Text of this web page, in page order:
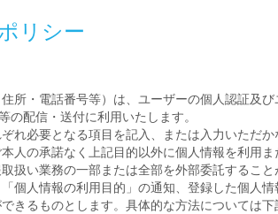
リシー
所・電話番号等）は、ユーザーの個人認証及
の配信・送付に利用いたします。
れ必要となる項目を記入、または入力いただ
人の承諾なく上記目的以外に個人情報を利用ま
扱い業務の一部または全部を外部委託すること
個人情報の利用目的」の通知、登録した個人
きるものとします。具体的な方法については